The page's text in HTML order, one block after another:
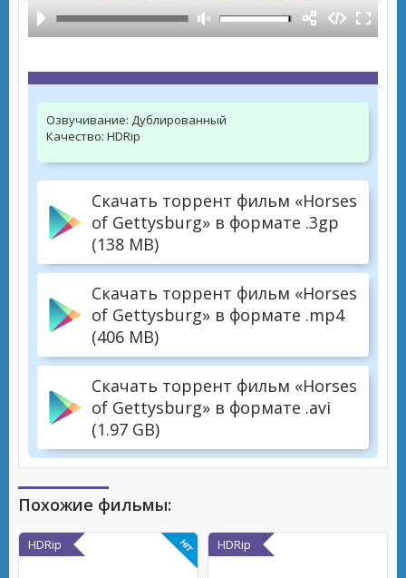
Озвучивание: Дублированный
Качество: HDRip
Скачать торрент фильм «Horses
of Gettysburg» в формате .3gp
(138 MB)
Скачать торрент фильм «Horses
of Gettysburg» в формате .mp4
(406 MB)
Скачать торрент фильм «Horses
of Gettysburg» в формате .avi
(1.97 GB)
Похожие фильмы:
HDRip HDRip